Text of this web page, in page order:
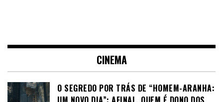
CINEMA
O SEGREDO POR TRÁS DE “HOMEM-ARANHA: